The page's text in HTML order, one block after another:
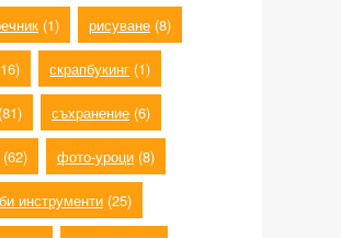
(1) рисуване (8)
скрапбукинг (1)
(81) съхранение (6)
(62) фото-уроци (8)
инструменти (25)